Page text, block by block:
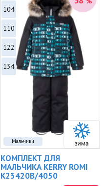
Мальчики
104
110
122
134
КОМПЛЕКТ ДЛЯ
МАЛЬЧИКА KERRY ROMI
K23420B/4050